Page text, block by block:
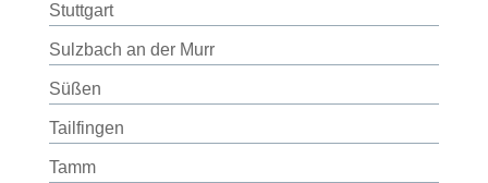
Stuttgart
Sulzbach an der Murr
Süßen
Tailfingen
Tamm